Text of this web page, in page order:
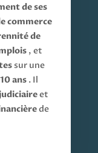
de ses
commerce
de
, et
sur une
10 ans. Il
et
de